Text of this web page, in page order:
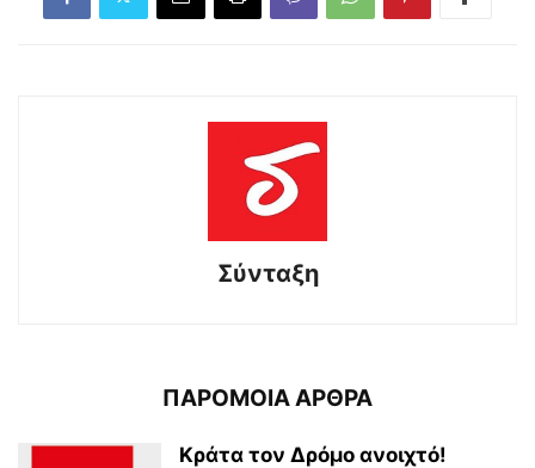
Σύνταξη
ΠΑΡΟΜΟΙΑ ΑΡΘΡΑ
Κράτα τον Δρόμο ανοιχτό!